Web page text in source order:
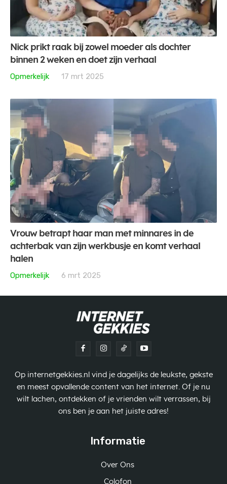
Nick prikt raak bij zowel moeder als dochter
binnen 2 weken en doet zijn verhaal
Opmerkelijk
17 mrt 2025
Vrouw betrapt haar man met minnares in de
achterbak van zijn werkbusje en komt verhaal
halen
Opmerkelijk
6 mrt 2025
Op internetgekkies.nl vind je dagelijks de leukste, gekste
en meest opvallende content van het internet. Of je nu
wilt lachen, ontdekken of je vrienden wilt verrassen, bij
ons ben je aan het juiste adres!
Informatie
Over Ons
Colofon